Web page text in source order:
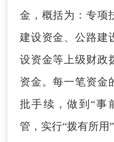
金，概括为：专项
建设资金、公路建
设资金等上级财政
资金。每一笔资金
批手续，做到 “事
管，实行“拨有所用”